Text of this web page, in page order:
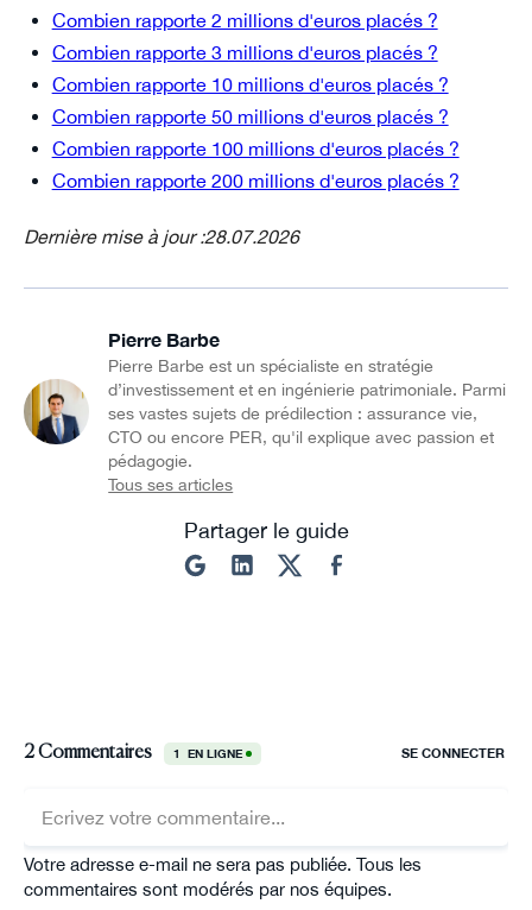
Combien rapporte 2 millions d'euros placés ?
Combien rapporte 3 millions d'euros placés ?
Combien rapporte 10 millions d'euros placés ?
Combien rapporte 50 millions d'euros placés ?
Combien rapporte 100 millions d'euros placés ?
Combien rapporte 200 millions d'euros placés ?
Dernière mise à jour :28.07.2026
Pierre Barbe
Pierre Barbe est un spécialiste en stratégie
d’investissement et en ingénierie patrimoniale. Parmi
ses vastes sujets de prédilection : assurance vie,
CTO ou encore PER, qu'il explique avec passion et
pédagogie.
Tous ses articles
Partager le guide